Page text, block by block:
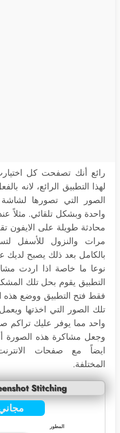
رائع أنك تصفحت كل
لهذا التطبيق الرائع، لانه
الصور التي تصورها
واحدة وبشكل تلقائي. مثلاً
محادثة طويلة على الايفون
مرات والنزول للأسفل
بالكامل بعد ذلك يصبح
نوعا ما خاصة اذا اردت
التطبيق يقوم بحل تلك
فقط فتح التطبيق ووضع هذه
تلك الصور التي اخذتها
واحد مما يوفر عليك
وجعل مشاكرة هذه الصورة
ايضاً مع صفحات
المختلفة.
Stitching
المطور